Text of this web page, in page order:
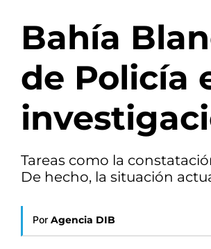
Bahía
de Policía
Tareas como la
De hecho, la situación
Por Agencia DIB